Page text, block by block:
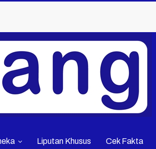
Liputan Khusus Cek Fakta